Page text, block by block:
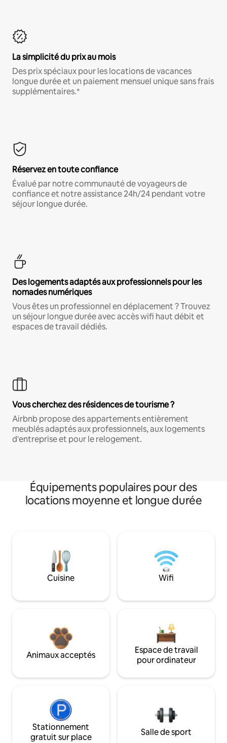
La simplicité du prix au mois
Des prix spéciaux pour les locations de vacances
longue durée et un paiement mensuel unique sans frais
supplémentaires.*
Réservez en toute confiance
Évalué par notre communauté de voyageurs de
confiance et notre assistance 24h/24 pendant votre
séjour longue durée.
Des logements adaptés aux professionnels pour les
nomades numériques
Vous êtes un professionnel en déplacement ? Trouvez
un séjour longue durée avec accès wifi haut débit et
espaces de travail dédiés.
Vous cherchez des résidences de tourisme ?
Airbnb propose des appartements entièrement
meublés adaptés aux professionnels, aux logements
d'entreprise et pour le relogement.
Équipements populaires pour des
locations moyenne et longue durée
Cuisine Wifi
Animaux acceptés
Espace de travail
pour ordinateur
Stationnement
gratuit sur place
Salle de sport